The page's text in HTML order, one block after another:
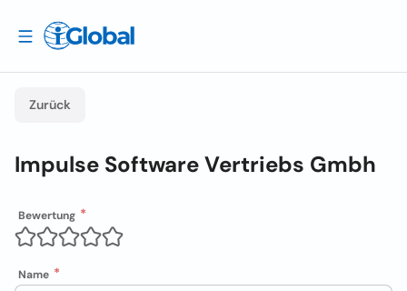
Zurück
Impulse Software Vertriebs Gmbh
Bewertung
Name